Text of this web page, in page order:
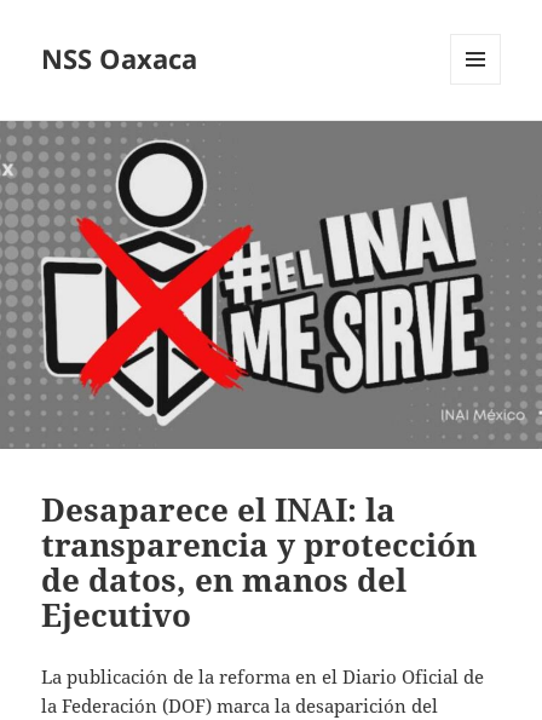
NSS Oaxaca
Desaparece el INAI: la
transparencia y protección
de datos, en manos del
Ejecutivo
La publicación de la reforma en el Diario Oficial de
la Federación (DOF) marca la desaparición del